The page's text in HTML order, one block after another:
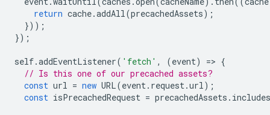
return cache.addAll(precachedAssets);
}));
});
self.addEventListener( 'fetch' , (event) => {
// Is this one of our precached assets?
const url = new URL(event. request.url);
const isPrecachedRequest = precachedAssets . includes